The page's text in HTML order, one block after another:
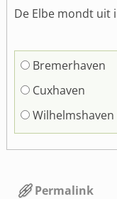
De Elbe mondt uit
Bremerhaven
Cuxhaven
Wilhelmshaven
Permalink